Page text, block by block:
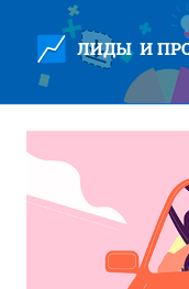
Перейти
содержимому